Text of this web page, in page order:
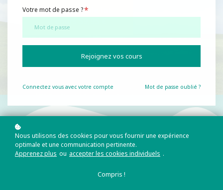
Offre spéciale lot
BirthTheChange® offre des programmes
et ateliers novateurs et holistiques, axés
dirigée par la peur, le stress et la lutte, en
Nous utilisons des cookies pour vous fournir une expérience
optimale et une communication pertinente.
Apprenez plus ou accepter les cookies individuels .
Compris !
Votre mot de passe ?*
Rejoignez vos cours
Connectez vous avec votre compte Mot de passe oublié ?